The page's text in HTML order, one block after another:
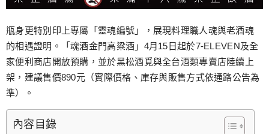
瓶身更特別印上專屬「靈魂編號」，展現料理職人魂與老酒魂
的相遇證明。「魂酒金門高粱酒」4月15日起於7-ELEVEN及全
家便利商店開放預購，並於黑松酒覓與全台酒類專賣店陸續上
架，建議售價890元（實際價格、庫存與販售方式依通路公告為
準）。
內容目錄